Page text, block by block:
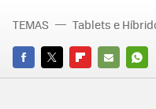
FACEBOOK
TWITTERFLIPBOARD
E-
TEMAS Tablets e